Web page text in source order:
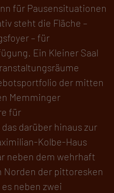
für Pausensituationen
steht die Fläche –
– für
Ein Kleiner Saal
der mitten
Memminger
für
darüber hinaus zur
Kolbe-Haus
neben dem wehrhaft
Norden der pittoresken
neben zwei